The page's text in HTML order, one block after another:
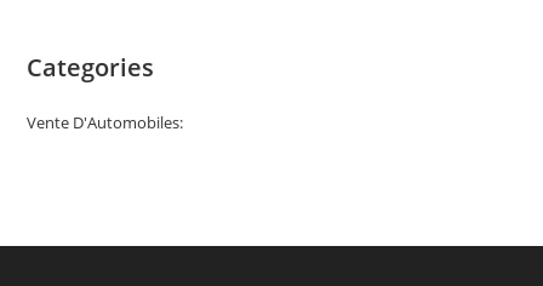
Categories
Vente D'Automobiles: